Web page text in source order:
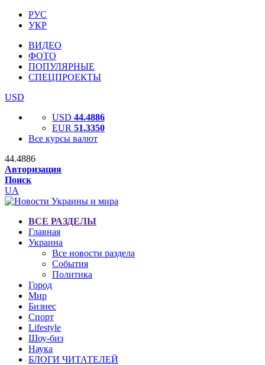
РУС
УКР
ВИДЕО
ФОТО
ПОПУЛЯРНЫЕ
СПЕЦПРОЕКТЫ
USD
USD 44.4886
EUR 51.3350
Все курсы валют
44.4886
Авторизация
Поиск
UA
ВСЕ РАЗДЕЛЫ
Главная
Украина
Все новости раздела
События
Политика
Город
Мир
Бизнес
Спорт
Lifestyle
Шоу-биз
Наука
БЛОГИ ЧИТАТЕЛЕЙ